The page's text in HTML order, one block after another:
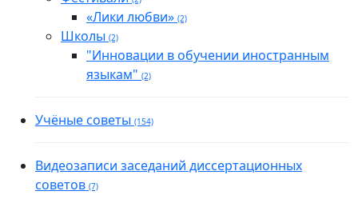
«Лики любви» (2)
Школы (2)
"Инновации в обучении иностранным
языкам" (2)
Учёные советы (154)
Видеозаписи заседаний диссертационных
советов (7)